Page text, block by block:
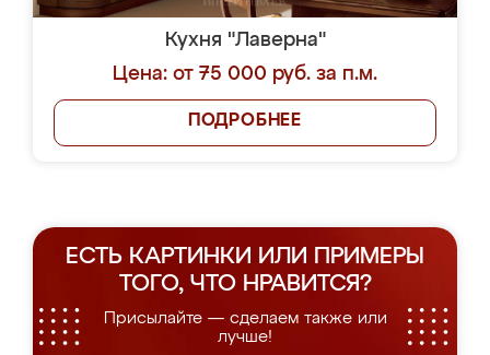
Кухня "Лаверна"
Цена: от 75 000 руб. за п.м.
ПОДРОБНЕЕ
ЕСТЬ КАРТИНКИ ИЛИ ПРИМЕРЫ
ТОГО, ЧТО НРАВИТСЯ?
Присылайте — сделаем также или
лучше!